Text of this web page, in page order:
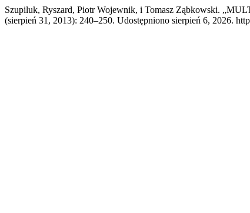
Szupiluk, Ryszard, Piotr Wojewnik, i Tomasz Ząbkowski.
(sierpień 31, 2013): 240–250. Udostępniono sierpień 6, 2026.